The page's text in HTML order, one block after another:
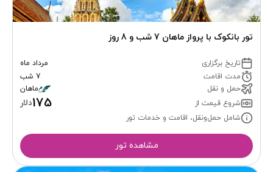
تور بانکوک با پرواز ماهان 7 شب و 8 روز
تاریخ برگزاری
مرداد ماه
مدت اقامت
7 شب
حمل و نقل
ماهان
شروع قیمت از
175دلار
شامل حمل‌ونقل، اقامت و خدمات تور
مشاهده تور